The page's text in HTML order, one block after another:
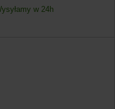
w 24h